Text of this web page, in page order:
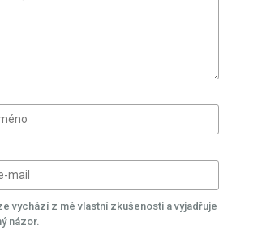
vychází z mé vlastní zkušenosti a vyjadřuje
názor.